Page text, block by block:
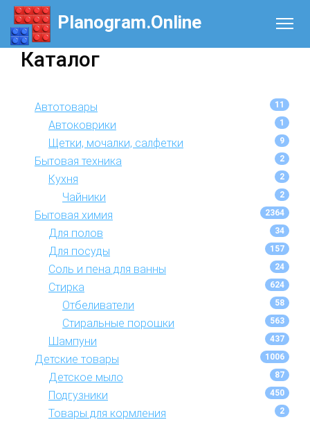
Planogram.Online
Каталог
Автотовары 11
Автоковрики 1
Щетки, мочалки, салфетки 9
Бытовая техника 2
Кухня 2
Чайники 2
Бытовая химия 2364
Для полов 34
Для посуды 157
Соль и пена для ванны 24
Стирка 624
Отбеливатели 58
Стиральные порошки 563
Шампуни 437
Детские товары 1006
Детское мыло 87
Подгузники 450
Товары для кормления 2